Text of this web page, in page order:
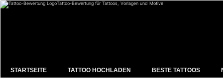
Tattoo-Bewertung für Tattoos, Vorlagen und Motive
STARTSEITE TATTOO HOCHLADEN BESTE TATTOOS